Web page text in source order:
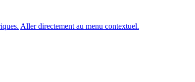
Aller directement au menu contextuel.